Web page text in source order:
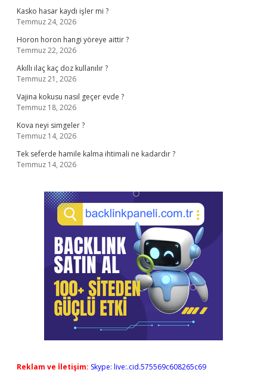
Kasko hasar kaydı işler mi ?
Temmuz 24, 2026
Horon horon hangi yöreye aittir ?
Temmuz 22, 2026
Akıllı ilaç kaç doz kullanılır ?
Temmuz 21, 2026
Vajina kokusu nasıl geçer evde ?
Temmuz 18, 2026
Kova neyi simgeler ?
Temmuz 14, 2026
Tek seferde hamile kalma ihtimali ne kadardır ?
Temmuz 14, 2026
Reklam ve İletişim: Skype: live:.cid.575569c608265c69